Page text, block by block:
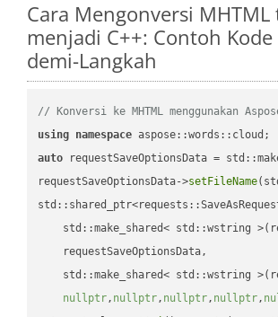
Cara Mengonversi MHTML
menjadi C++: Contoh
demi-Langkah
// Konversi ke MHTML menggunakan
using namespace
auto requestSaveOptionsData =
requestSaveOptionsData->setFileName
std::make_shared< std::wstring
    requestSaveOptionsData,
std::make_shared< std::wstring
nullptr, nullptr, nullptr, nullptr,